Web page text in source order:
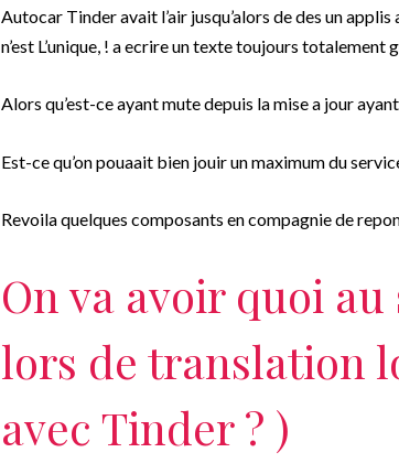
Autocar Tinder avait l’air jusqu’alors de des un
n’est L’unique, ! a ecrire un texte toujours totalement
Alors qu’est-ce ayant mute depuis la mise a jour
Est-ce qu’on pouaait bien jouir un maximum du
Revoila quelques composants en compagnie de
On va avoir quoi
lors de translation
avec Tinder ? )